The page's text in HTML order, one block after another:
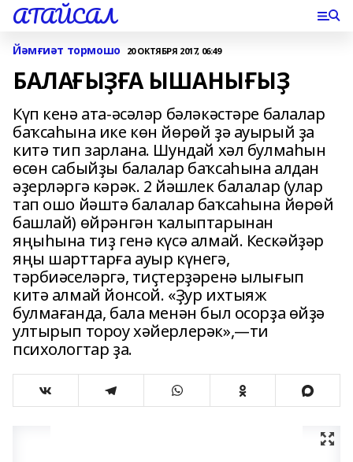
АТАЙСАЛ
Йәмғиәт тормошо 20 ОКТЯБРЯ 2017, 06:49
БАЛАҒЫҘҒА ЫШАНЫҒЫҘ
Күп кенә ата-әсәләр бәләкәстәре балалар
баҡсаһына ике көн йөрөй ҙә ауырый ҙа
китә тип зарлана. Шундай хәл булмаһын
өсөн сабыйҙы балалар баҡсаһына алдан
әҙерләргә кәрәк. 2 йәшлек балалар (улар
тап ошо йәштә балалар баҡсаһына йөрөй
башлай) өйрәнгән ҡалыптарынан
яңыһына тиҙ генә күсә алмай. Кескәйҙәр
яңы шарттарға ауыр күнегә,
тәрбиәселәргә, тиҫтерҙәренә ылығып
китә алмай йонсой. «Ҙур ихтыяж
булмағанда, бала менән был осорҙа өйҙә
ултырып тороу хәйерлерәк»,—ти
психологтар ҙа.